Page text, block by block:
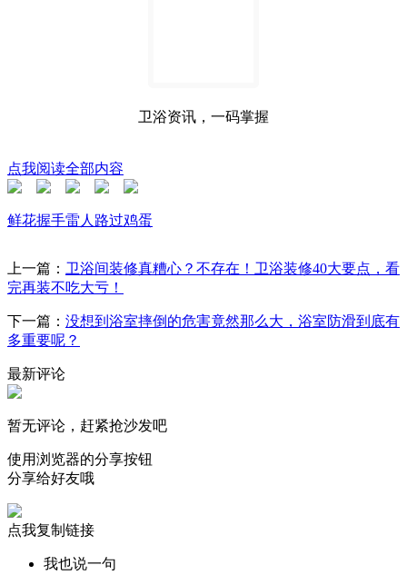
卫浴资讯，一码掌握
点我阅读全部内容
鲜花握手雷人 路过鸡蛋
上一篇： 卫浴间装修真糟心？不存在！卫浴装修40大要点，看
完再装不吃大亏！
下一篇： 没想到浴室摔倒的危害竟然那么大，浴室防滑到底有
多重要呢？
最新评论
暂无评论，赶紧抢沙发吧
使用浏览器的分享按钮
分享给好友哦
点我复制链接
我也说一句